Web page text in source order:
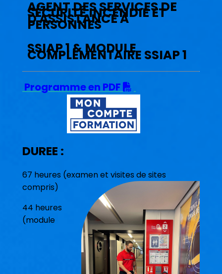
AGENT DES SERVICES DE
SÉCURITÉ INCENDIE ET
D'ASSISTANCE À
PERSONNES
SSIAP 1 & MODULE
COMPLÉMENTAIRE SSIAP 1
Programme en PDF 
DUREE :
67 heures (examen et visites de sites
compris)
44 heures
(module